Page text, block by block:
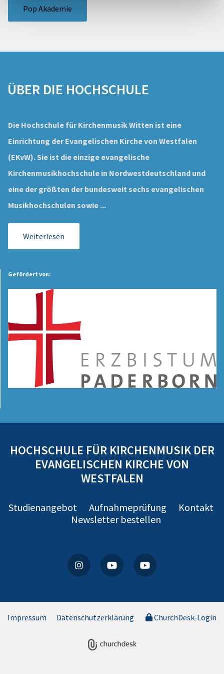
Pop Akademie
ÜBER DIE HOCHSCHULE
Die Hochschule für Kirchenmusik Witten ist eine
Einrichtung der Evangelischen Kirche von Westfalen
(EKvW).Sie ist die einzige evangelische
Kirchenmusikhochschule in Nordwestdeutschland und
eine der größten der bundesweit sechs evangelischen
Musikhochschulen sowie ...
Weiterlesen
Gefördert von:
HOCHSCHULE FÜR KIRCHENMUSIK DER
EVANGELISCHEN KIRCHE VON
WESTFALEN
Studienangebot Aufnahmeprüfung
Kontakt
Newsletter bestellen
Impressum Datenschutzerklärung ChurchDesk-Login